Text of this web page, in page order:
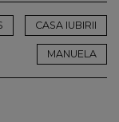
CASA IUBIRII
MANUELA